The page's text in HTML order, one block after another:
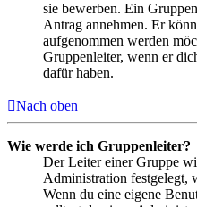
sie bewerben. Ein
Antrag annehmen. Er
aufgenommen werden
Gruppenleiter, wenn er
dafür haben.
Nach oben
Wie werde ich Gruppenleiter?
Der Leiter einer Gruppe
Administration festgelegt,
Wenn du eine eigene